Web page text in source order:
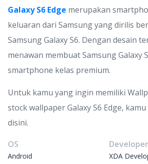
Galaxy S6 Edge merupakan
keluaran dari Samsung yang dirilis
Samsung Galaxy S6. Dengan desain
menawan membuat Samsung Galaxy
smartphone kelas premium.
Untuk kamu yang ingin memiliki
stock wallpaper Galaxy S6 Edge,
disini.
OS
Android
Developer
XDA